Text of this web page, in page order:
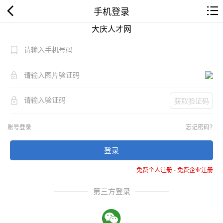
手机登录
大庆人才网
获取验证码
账号登录 忘记密码？
登录
免费个人注册-免费企业注册
第三方登录